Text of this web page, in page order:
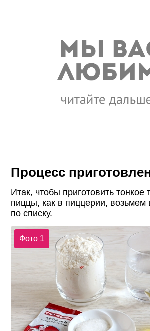
Процесс
Итак, чтобы приготовить тонкое
пиццы, как в пиццерии, возьмем
по списку.
Фото 1